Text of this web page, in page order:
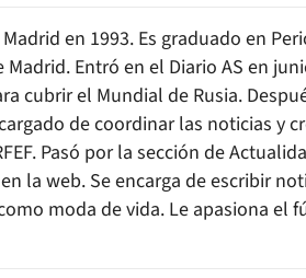
en 1993. Es graduado en
Madrid. Entró en el Diario AS en
cubrir el Mundial de Rusia.
de coordinar las noticias y
Pasó por la sección de
la web. Se encarga de escribir
moda de vida. Le apasiona el